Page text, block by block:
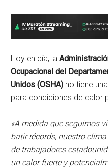
Hoy en día, la
Ocupacional del
Unidos (OSHA) no tiene
para condiciones de calor
«A medida que seguimos
batir récords, nuestro
de trabajadores
un calor fuerte y